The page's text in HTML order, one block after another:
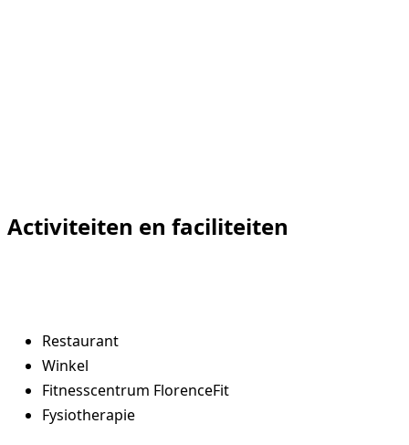
Verwijzers
Activiteiten en faciliteiten
Restaurant
Winkel
Fitnesscentrum FlorenceFit
Fysiotherapie